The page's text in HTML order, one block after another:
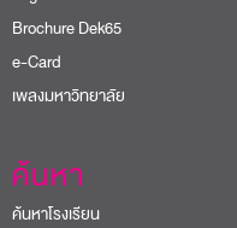
Brochure Dek65
e-Card
เพลงมหาวิทยาลัย
ค้นหา
ค้นหาโรงเรียน